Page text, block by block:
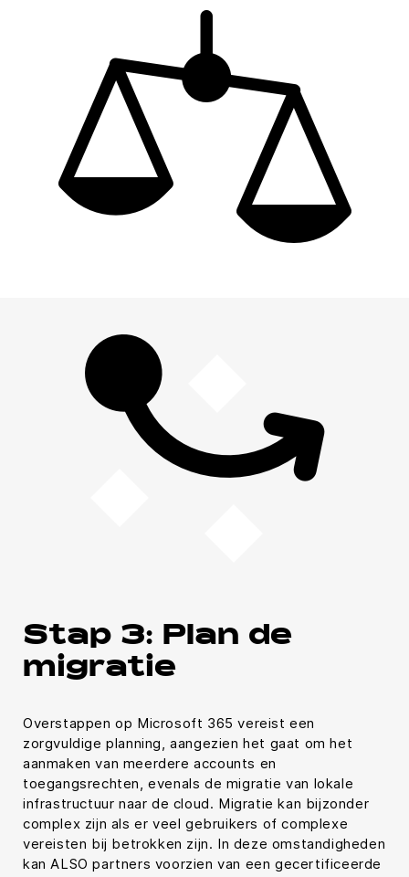
Stap 3: Plan de
migratie
Overstappen op Microsoft 365 vereist een
zorgvuldige planning, aangezien het gaat om het
aanmaken van meerdere accounts en
toegangsrechten, evenals de migratie van lokale
infrastructuur naar de cloud. Migratie kan bijzonder
complex zijn als er veel gebruikers of complexe
vereisten bij betrokken zijn. In deze omstandigheden
kan ALSO partners voorzien van een gecertificeerde